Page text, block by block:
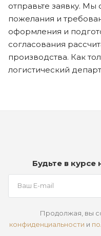
отправьте заявку.
пожелания и
оформления и
согласования
производства. Как
логистический
Будьте в
Продолжая, вы
конфиденциальности и